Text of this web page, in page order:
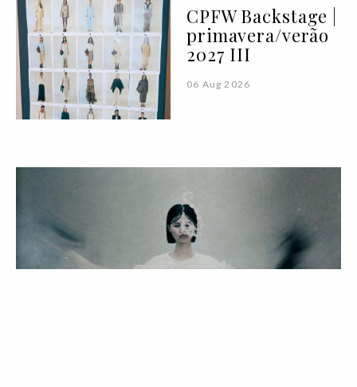
CPFW Backstage |
primavera/verão
2027 III
06 Aug 2026